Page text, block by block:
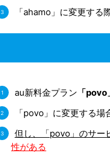
「ahamo」に変更する
au新料金プラン 「
「povo」に変更する
但し、「povo」のサー
性がある